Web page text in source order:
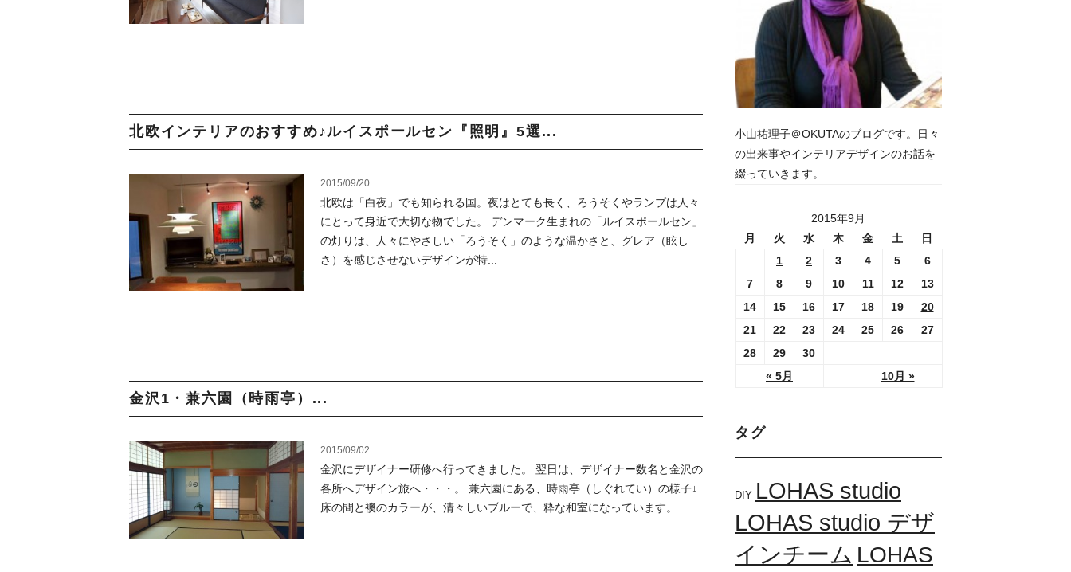
北欧インテリアのおすすめ♪ルイスポールセン『照明』5選...
2015/09/20
北欧は「白夜」でも知られる国。夜はとても長く、ろうそくやランプは人々
にとって身近で大切な物でした。 デンマーク生まれの「ルイスポールセン」
の灯りは、人々にやさしい「ろうそく」のような温かさと、グレア（眩し
さ）を感じさせないデザインが特...
金沢1・兼六園（時雨亭）...
2015/09/02
金沢にデザイナー研修へ行ってきました。 翌日は、デザイナー数名と金沢の
各所へデザイン旅へ・・・。 兼六園にある、時雨亭（しぐれてい）の様子↓
床の間と襖のカラーが、清々しいブルーで、粋な和室になっています。 ...
小山祐理子＠OKUTAのブログです。日々
の出来事やインテリアデザインのお話を
綴っていきます。
2015年9月
月
火 水 木 金 土 日
« 5月 10月 »
1 2 3 4 5
6
7
8 9 10 11 12
13
14
15 16 17 18 19
20
21
22 23 24 25 26
27
28
29 30
タグ
DIY LOHAS studio
LOHAS studio デザ
インチーム LOHAS